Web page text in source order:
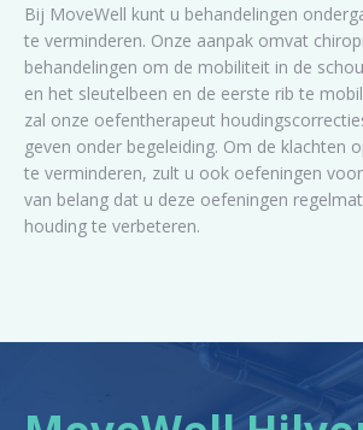
Bij MoveWell kunt u behandelingen
te verminderen. Onze aanpak omvat
behandelingen om de mobiliteit in de
en het sleutelbeen en de eerste rib te
zal onze oefentherapeut
geven onder begeleiding. Om de klachten
te verminderen, zult u ook oefeningen
van belang dat u deze oefeningen
houding te verbeteren.